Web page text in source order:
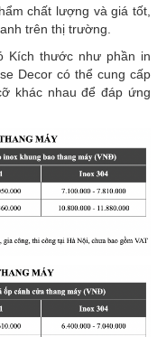
chất lượng và giá tốt,
trên thị trường.
Kích thước như phần in
Decor có thể cung cấp
khác nhau để đáp ứng